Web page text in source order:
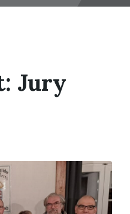
Jury